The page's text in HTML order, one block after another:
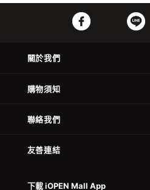
關於我們
購物須知
聯絡我們
友善連結
下載 iOPEN Mall App